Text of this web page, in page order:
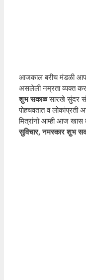
आजकाल बरीच मंडळी
असलेली नम्रता व्यक्त
शुभ सकाळसारखे सुंदर
पोहचवतात व
मित्रांनो आम्ही आज खास
सुविचार, नमस्कार शुभ